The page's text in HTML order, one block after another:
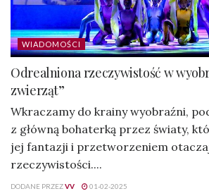
WIADOMOŚCI
Odrealniona rzeczywistość w
zwierząt”
Wkraczamy do krainy wyobraźni,
z główną bohaterką przez światy,
jej fantazji i przetworzeniem
rzeczywistości....
DODANE PRZEZVV 01-02-2025